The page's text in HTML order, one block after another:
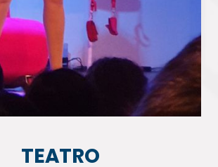
TEATRO